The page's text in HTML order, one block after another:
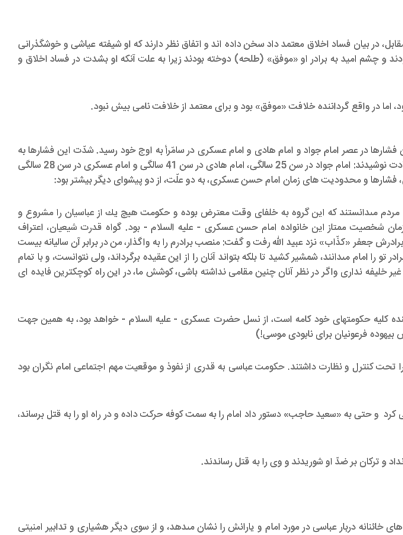
در بيان فساد اخلاق معتمد داد سخن داده‏ اند و اتفاق نظر دارند كه او شيفته عياشى و خوشگذرانى
و چشم اميد به برادر او «موفق» (طلحه) دوخته بودند زيرا به علت آنكه او بشدت در فساد اخلاق و
در واقع گرداننده خلافت «موفق» بود و براى معتمد از خلافت نامى بيش نبود.
در عصر امام جواد و امام هادى و امام عسكرى در سامّرأ به اوج خود رسيد. شدّت اين فشارها به
قدرى بود كه سه پيشواى بزرگ شيعه كه در مركز حكومت آنها (سامّرأ) مى‏زيستند، با عمر كوتاهى جام شهادت نوشيدند: امام جواد در سن 25 سالگى، امام هادى در سن 41 سالگى و امام عسكرى در سن 28 سالگى
مى‏دانستند كه اين گروه به خلفاى وقت معترض بوده و حكومت هيچ يك از عباسيان را مشروع و
شخصيت ممتاز اين خانواده امام حسن عسكرى - عليه السلام - بود. گواه قدرت شيعيان، اعتراف
جعفر «كذّاب» نزد عبيد الله رفت و گفت: منصب برادرم را به واگذار، من در برابر آن ساليانه بيست
امام مى‏دانند، شمشير كشيد تا بلكه بتواند آنان را از اين عقيده برگرداند، ولى نتوانست، و با تمام
خليفه ندارى واگر در نظر آنان چنين مقامى نداشته باشى، كوشش ما، در اين راه كوچكترين فايده ‏اى
كننده كليه حكومتهاى خود كامه است، از نسل حضرت عسكرى - عليه السلام - خواهد بود، به همين جهت
بيهوده فرعونيان براى نابودى موسى!)
را تحت كنترل و نظارت داشتند. حكومت عباسى به قدرى از نفوذ و موقعيت مهم اجتماعى امام نگران بود
و حتى به «سعيد حاجب» دستور داد امام را به سمت كوفه حركت داده و در راه او را به قتل برساند،
و تركان بر ضدّ او شوريدند و وى را به قتل رساندند.
دربار عباسى در مورد امام و يارانش را نشان مى‏دهد، و از سوى ديگر هشيارى و تدابير امنيتى